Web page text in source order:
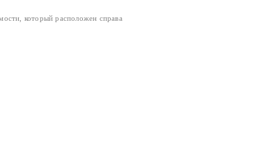
который расположен справа